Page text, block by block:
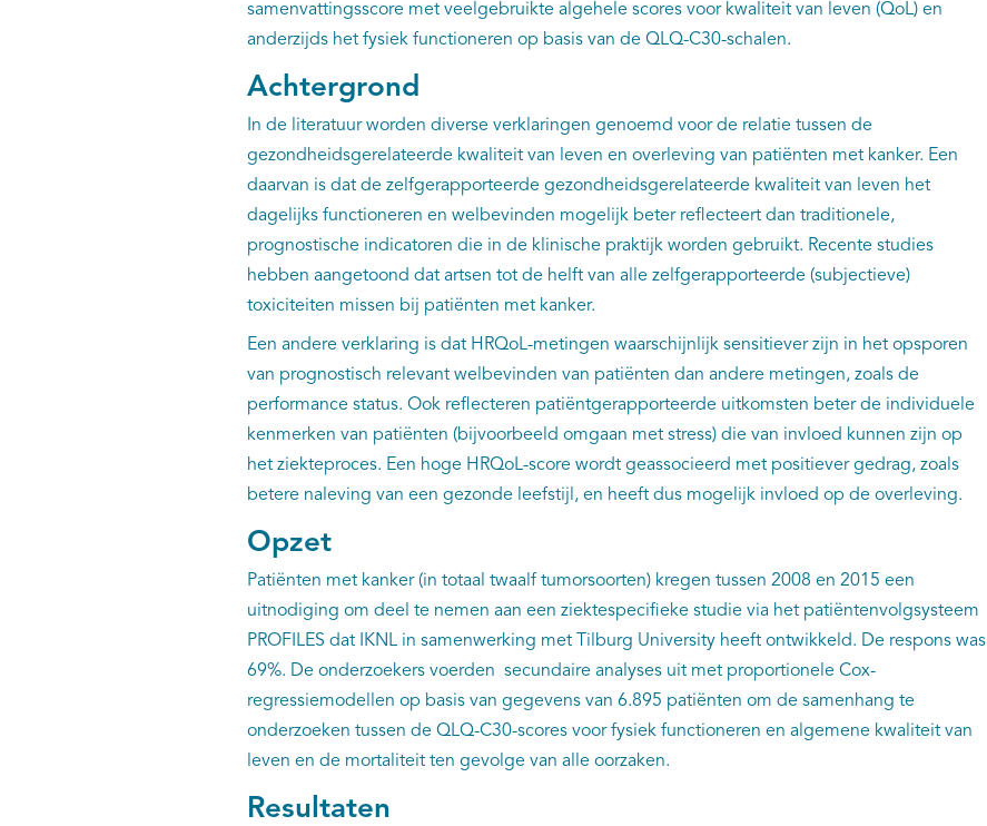
samenvattingsscore met veelgebruikte algehele scores voor kwaliteit van leven (QoL) en
anderzijds het fysiek functioneren op basis van de QLQ-C30-schalen.
Achtergrond
In de literatuur worden diverse verklaringen genoemd voor de relatie tussen de
gezondheidsgerelateerde kwaliteit van leven en overleving van patiënten met kanker. Een
daarvan is dat de zelfgerapporteerde gezondheidsgerelateerde kwaliteit van leven het
dagelijks functioneren en welbevinden mogelijk beter reflecteert dan traditionele,
prognostische indicatoren die in de klinische praktijk worden gebruikt. Recente studies
hebben aangetoond dat artsen tot de helft van alle zelfgerapporteerde (subjectieve)
toxiciteiten missen bij patiënten met kanker.
Een andere verklaring is dat HRQoL-metingen waarschijnlijk sensitiever zijn in het opsporen
van prognostisch relevant welbevinden van patiënten dan andere metingen, zoals de
performance status. Ook reflecteren patiëntgerapporteerde uitkomsten beter de individuele
kenmerken van patiënten (bijvoorbeeld omgaan met stress) die van invloed kunnen zijn op
het ziekteproces. Een hoge HRQoL-score wordt geassocieerd met positiever gedrag, zoals
betere naleving van een gezonde leefstijl, en heeft dus mogelijk invloed op de overleving.
Opzet
Patiënten met kanker (in totaal twaalf tumorsoorten) kregen tussen 2008 en 2015 een
uitnodiging om deel te nemen aan een ziektespecifieke studie via het patiëntenvolgsysteem
PROFILES dat IKNL in samenwerking met Tilburg University heeft ontwikkeld. De respons was
69%. De onderzoekers voerden secundaire analyses uit met proportionele Cox-
regressiemodellen op basis van gegevens van 6.895 patiënten om de samenhang te
onderzoeken tussen de QLQ-C30-scores voor fysiek functioneren en algemene kwaliteit van
leven en de mortaliteit ten gevolge van alle oorzaken.
Resultaten